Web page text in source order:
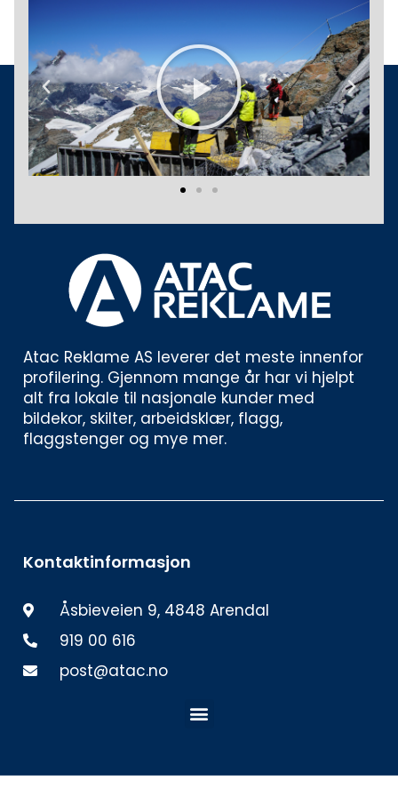
Play
Previous Next
Atac Reklame AS leverer det meste innenfor
profilering. Gjennom mange år har vi hjelpt
alt fra lokale til nasjonale kunder med
bildekor, skilter, arbeidsklær, flagg,
flaggstenger og mye mer.
Kontaktinformasjon
Åsbieveien 9, 4848 Arendal
919 00 616
post@atac.no
Meny